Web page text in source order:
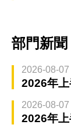
部門新聞
2026-08-
2026年
2026-08-
2026年